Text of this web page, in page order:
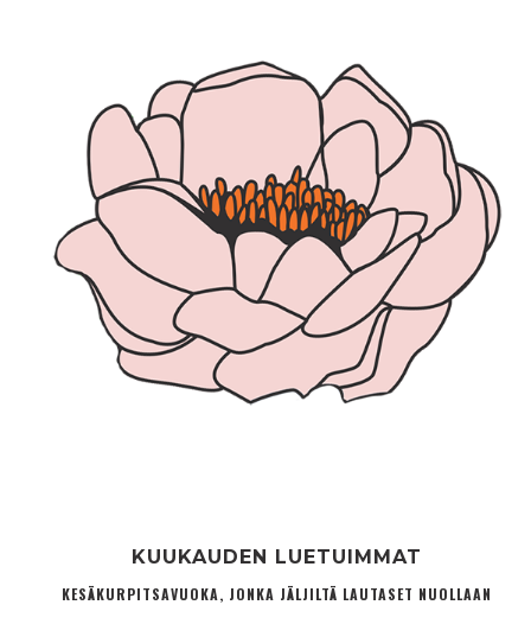
KUUKAUDEN LUETUIMMAT
KESÄKURPITSAVUOKA, JONKA JÄLJILTÄ LAUTASET NUOLLAAN